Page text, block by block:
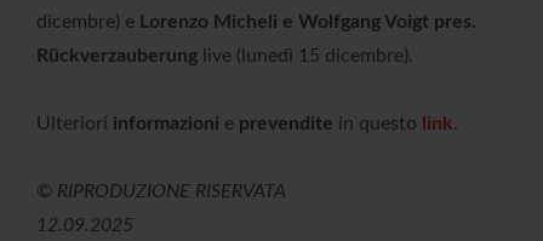
dicembre) e Lorenzo Micheli e Wolfgang Voigt pres.
Rückverzauberung live (lunedì 15 dicembre).
Ulteriori informazioni e prevendite in questo link.
© RIPRODUZIONE RISERVATA
12.09.2025